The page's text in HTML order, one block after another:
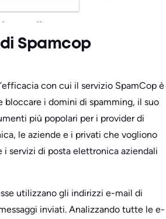
Spamcop
con cui il servizio SpamCop è
bloccare i domini di spamming, il suo
più popolari per i provider di
le aziende e i privati che vogliono
i servizi di posta elettronica aziendali
utilizzano gli indirizzi e-mail di
inviati. Analizzando tutte le e-